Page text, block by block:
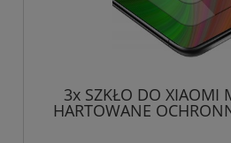
3x SZKŁO DO XIAOMI
HARTOWANE